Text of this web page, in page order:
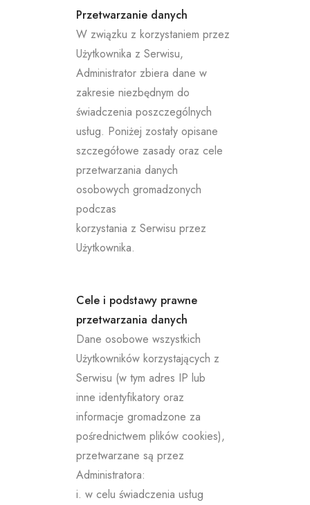
Przetwarzanie danych
W związku z korzystaniem przez
Użytkownika z Serwisu,
Administrator zbiera dane w
zakresie niezbędnym do
świadczenia poszczególnych
usług. Poniżej zostały opisane
szczegółowe zasady oraz cele
przetwarzania danych
osobowych gromadzonych
podczas
korzystania z Serwisu przez
Użytkownika.
Cele i podstawy prawne
przetwarzania danych
Dane osobowe wszystkich
Użytkowników korzystających z
Serwisu (w tym adres IP lub
inne identyfikatory oraz
informacje gromadzone za
pośrednictwem plików cookies),
przetwarzane są przez
Administratora:
i. w celu świadczenia usług